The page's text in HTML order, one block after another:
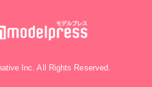
Inc. All Rights Reserved.